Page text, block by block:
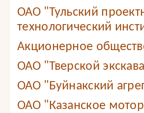
ОАО "Тульский
технологический
Акционерное
ОАО "Тверской
ОАО "Буйнакский
ОАО "Казанское